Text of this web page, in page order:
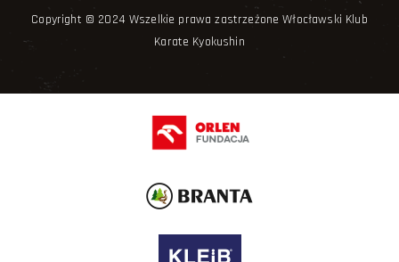
Copyright © 2024 Wszelkie prawa zastrzeżone Włocławski Klub
Karate Kyokushin